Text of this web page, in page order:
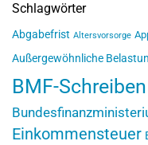
Schlagwörter
Abgabefrist Altersvorsorge
Außergewöhnliche
BMF-Schreiben
Einkommensteuer